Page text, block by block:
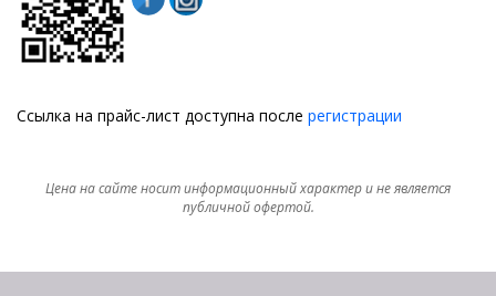
Ссылка на прайс-лист доступна после регистрации
Цена на сайте носит информационный характер и не является
публичной офертой.